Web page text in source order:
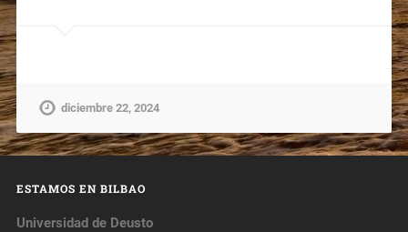
diciembre 22, 2024
ESTAMOS EN BILBAO
Universidad de Deusto